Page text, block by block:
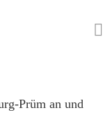
Prüm an und